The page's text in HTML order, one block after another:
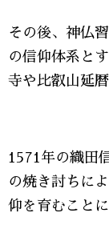
その後、神仏
の信仰体系と
寺や比叡山延
1571年の織田
の焼き討ちに
仰を育むこと